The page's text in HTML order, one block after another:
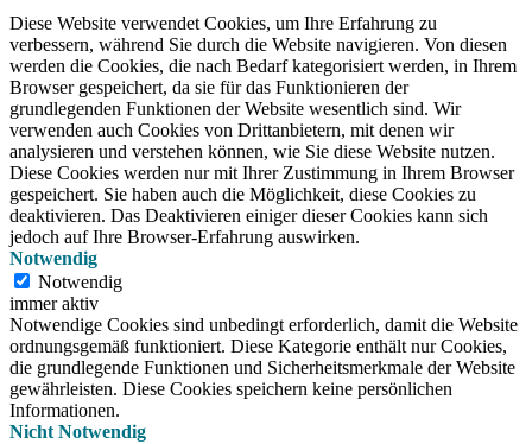
Diese Website verwendet Cookies, um Ihre Erfahrung zu
verbessern, während Sie durch die Website navigieren. Von diesen
werden die Cookies, die nach Bedarf kategorisiert werden, in Ihrem
Browser gespeichert, da sie für das Funktionieren der
grundlegenden Funktionen der Website wesentlich sind. Wir
verwenden auch Cookies von Drittanbietern, mit denen wir
analysieren und verstehen können, wie Sie diese Website nutzen.
Diese Cookies werden nur mit Ihrer Zustimmung in Ihrem Browser
gespeichert. Sie haben auch die Möglichkeit, diese Cookies zu
deaktivieren. Das Deaktivieren einiger dieser Cookies kann sich
jedoch auf Ihre Browser-Erfahrung auswirken.
Notwendig
Notwendig
immer aktiv
Notwendige Cookies sind unbedingt erforderlich, damit die Website
ordnungsgemäß funktioniert. Diese Kategorie enthält nur Cookies,
die grundlegende Funktionen und Sicherheitsmerkmale der Website
gewährleisten. Diese Cookies speichern keine persönlichen
Informationen.
Nicht Notwendig